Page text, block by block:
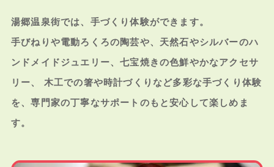
湯郷温泉街では、手づくり体験ができます。
手びねりや電動ろくろの陶芸や、天然石やシルバーのハ
ンドメイドジュエリー、七宝焼きの色鮮やかなアクセサ
リー、
木工での箸や時計づくりなど多彩な手づくり体験
を、専門家の丁寧なサポートのもと安心して楽しめま
す。